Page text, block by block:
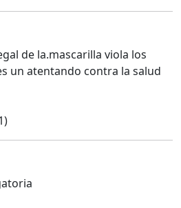
de la.mascarilla viola los
un atentando contra la salud